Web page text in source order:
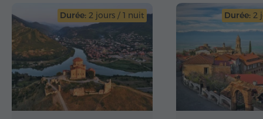
Durée: 2 jours / 1 nuit Durée: 2